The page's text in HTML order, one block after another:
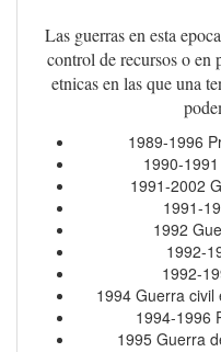
Las guerras en esta
control de recursos o en
etnicas en las que una
1989-1996
1990-
1991-2002
1991-
1992
1992-
1992-
1994 Guerra
1994-1996
1995 Guerra